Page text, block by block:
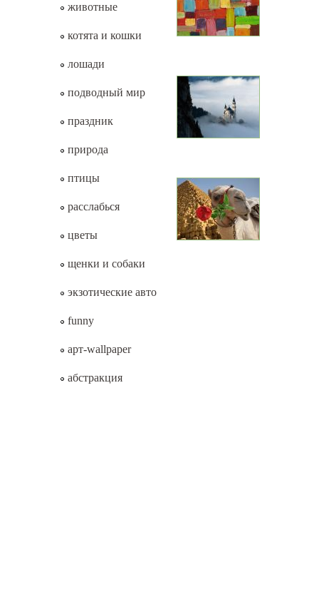
животные
котята и кошки
лошади
подводный мир
праздник
природа
птицы
расслабься
цветы
щенки и собаки
экзотические авто
funny
арт-wallpaper
абстракция